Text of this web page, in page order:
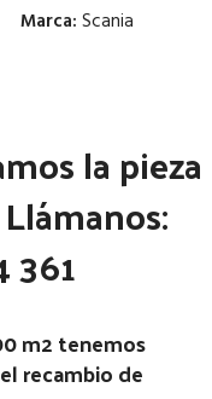
Marca: Scania
Notas:
Pieza:55922
la pieza
361
m2 tenemos
recambio de